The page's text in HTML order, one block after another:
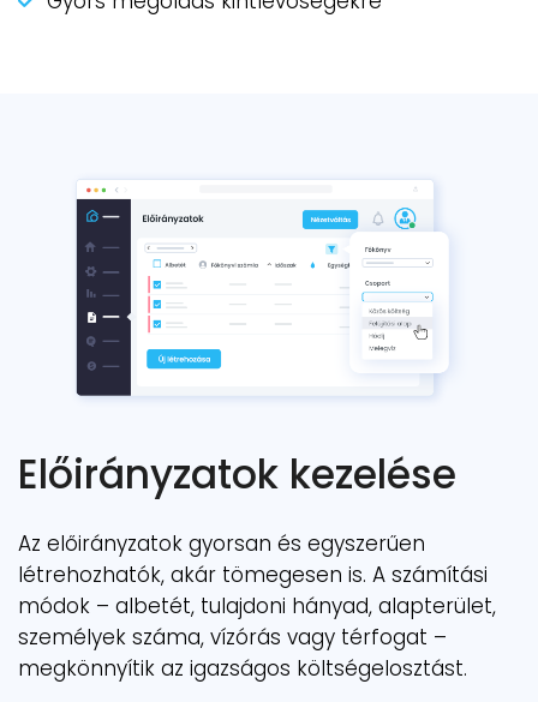
Előirányzatok kezelése
Az előirányzatok gyorsan és egyszerűen
létrehozhatók, akár tömegesen is. A számítási
módok – albetét, tulajdoni hányad, alapterület,
személyek száma, vízórás vagy térfogat –
megkönnyítik az igazságos költségelosztást.